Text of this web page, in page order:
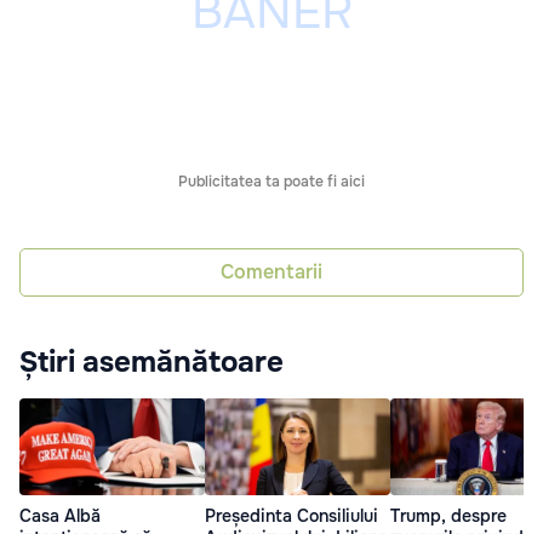
Publicitatea ta poate fi aici
Comentarii
Știri asemănătoare
Casa Albă
Președinta Consiliului
Trump, despre